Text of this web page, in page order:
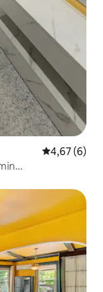
Gemiddelde
4,67 (6)